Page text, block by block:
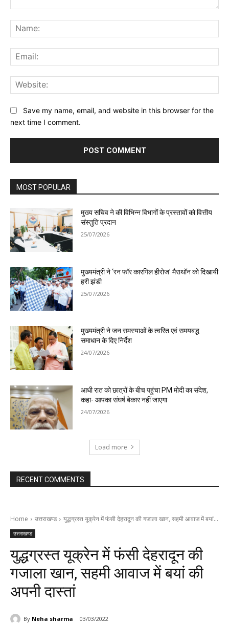
Save my name, email, and website in this browser for the
next time I comment.
MOST POPULAR
मुख्य सचिव ने की विभिन्न विभागों के प्रस्तावों को वित्तीय
संस्तुति प्रदान
25/07/2026
मुख्यमंत्री ने ‘रन फॉर कारगिल हीरोज’ मैराथॉन को दिखायी
हरी झंडी
25/07/2026
मुख्यमंत्री ने जन समस्याओं के त्वरित एवं समयबद्ध
समाधान के दिए निर्देश
24/07/2026
आधी रात को छात्रों के बीच पहुंचा PM मोदी का संदेश,
कहा- आपका संघर्ष बेकार नहीं जाएगा
24/07/2026
Load more
RECENT COMMENTS